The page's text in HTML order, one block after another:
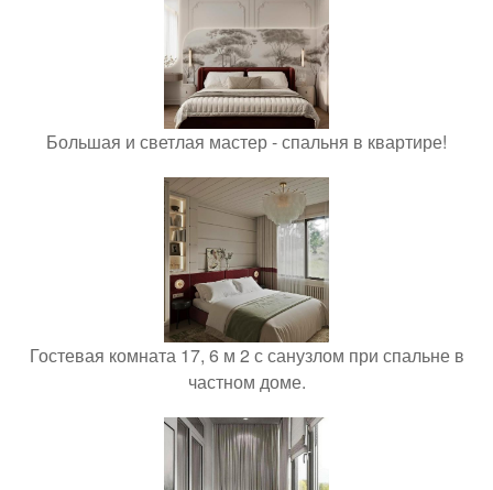
Большая и светлая мастер - спальня в квартире!
Гостевая комната 17, 6 м 2 с санузлом при спальне в
частном доме.